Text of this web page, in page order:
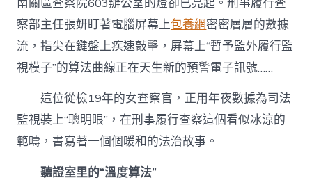
能
司
法
監
視
“女
強
人”〉
南關區查察院603辦公室的燈卻已亮起。刑事履行查
察部主任張妍盯著電腦屏幕上包養網密密層層的數據
流，指尖在鍵盤上疾速敲擊，屏幕上“暫予監外履行監
視模子”的算法曲線正在天生新的預警電子訊號……
這位從檢19年的女查察官，正用年夜數據為司法
監視裝上“聰明眼”，在刑事履行查察這個看似冰涼的
範疇，書寫著一個個暖和的法治故事。
聽證室里的“溫度算法”